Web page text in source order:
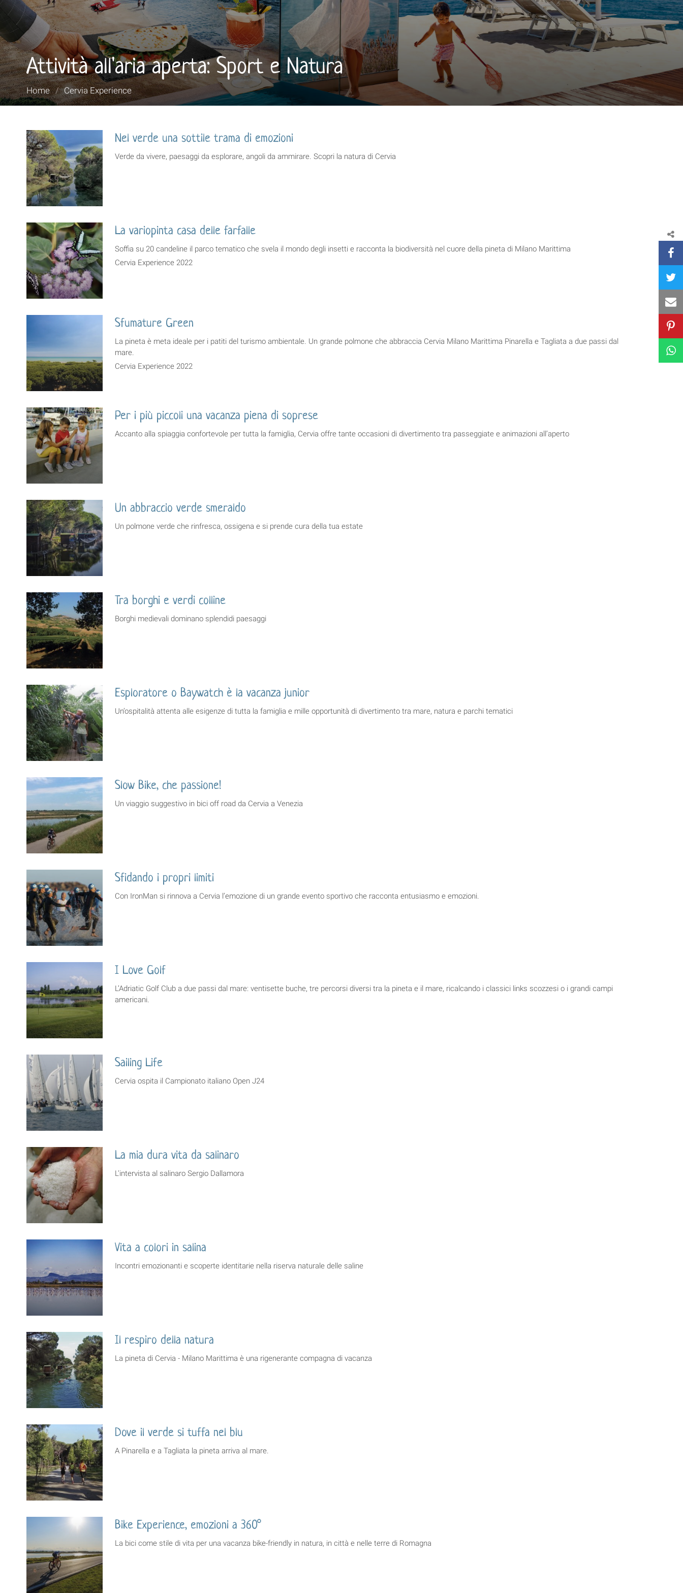
Attività all'aria aperta: Sport e Natura
Tu
sei
Home / Cervia Experience
Nel verde una sottile trama di emozioni
Verde da vivere, paesaggi da esplorare, angoli da ammirare. Scopri la natura di Cervia
La variopinta casa delle farfalle
Soffia su 20 candeline il parco tematico che svela il mondo degli insetti e racconta la biodiversità nel cuore della pineta di Milano Marittima
Cervia Experience 2022
Sfumature Green
La pineta è meta ideale per i patiti del turismo ambientale. Un grande polmone che abbraccia Cervia Milano Marittima Pinarella e Tagliata a due passi dal
mare.
Cervia Experience 2022
Per i più piccoli una vacanza piena di soprese
Accanto alla spiaggia confortevole per tutta la famiglia, Cervia offre tante occasioni di divertimento tra passeggiate e animazioni all’aperto
Un abbraccio verde smeraldo
Un polmone verde che rinfresca, ossigena e si prende cura della tua estate
Tra borghi e verdi colline
Borghi medievali dominano splendidi paesaggi
Esploratore o Baywatch è la vacanza junior
Un’ospitalità attenta alle esigenze di tutta la famiglia e mille opportunità di divertimento tra mare, natura e parchi tematici
Slow Bike, che passione!
Un viaggio suggestivo in bici off road da Cervia a Venezia
Sfidando i propri limiti
Con IronMan si rinnova a Cervia l’emozione di un grande evento sportivo che racconta entusiasmo e emozioni.
I Love Golf
L’Adriatic Golf Club a due passi dal mare: ventisette buche, tre percorsi diversi tra la pineta e il mare, ricalcando i classici links scozzesi o i grandi campi
americani.
Sailing Life
Cervia ospita il Campionato italiano Open J24
La mia dura vita da salinaro
L'intervista al salinaro Sergio Dallamora
Vita a colori in salina
Incontri emozionanti e scoperte identitarie nella riserva naturale delle saline
Il respiro della natura
La pineta di Cervia - Milano Marittima è una rigenerante compagna di vacanza
Dove il verde si tuffa nel blu
A Pinarella e a Tagliata la pineta arriva al mare.
Bike Experience, emozioni a 360°
La bici come stile di vita per una vacanza bike-friendly in natura, in città e nelle terre di Romagna